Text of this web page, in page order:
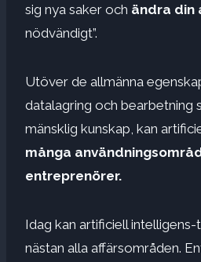
sig nya saker och ändra din
nödvändigt”.
Utöver de allmänna
datalagring och bearbetning
mänsklig kunskap, kan
många
entreprenörer.
Idag kan artificiell
nästan alla affärsområden.